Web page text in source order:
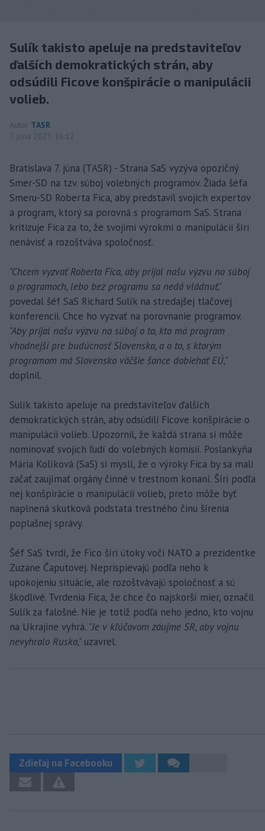
Sulík takisto apeluje na predstaviteľov
ďalších demokratických strán, aby
odsúdili Ficove konšpirácie o manipulácii
volieb.
Autor TASR
7. júna 2023 16:12
Bratislava 7. júna (TASR) - Strana SaS vyzýva opozičný
Smer-SD na tzv. súboj volebných programov. Žiada šéfa
Smeru-SD Roberta Fica, aby predstavil svojich expertov
a program, ktorý sa porovná s programom SaS. Strana
kritizuje Fica za to, že svojimi výrokmi o manipulácii šíri
nenávisť a rozoštváva spoločnosť.
"Chcem vyzvať Roberta Fica, aby prijal našu výzvu na súboj
o programoch, lebo bez programu sa nedá vládnuť,"
povedal šéf SaS Richard Sulík na stredajšej tlačovej
konferencii. Chce ho vyzvať na porovnanie programov.
"Aby prijal našu výzvu na súboj o to, kto má program
vhodnejší pre budúcnosť Slovenska, a o to, s ktorým
programom má Slovensko väčšie šance dobiehať EÚ,"
doplnil.
Sulík takisto apeluje na predstaviteľov ďalších
demokratických strán, aby odsúdili Ficove konšpirácie o
manipulácii volieb. Upozornil, že každá strana si môže
nominovať svojich ľudí do volebných komisií. Poslankyňa
Mária Kolíková (SaS) si myslí, že o výroky Fica by sa mali
začať zaujímať orgány činné v trestnom konaní. Šíri podľa
nej konšpirácie o manipulácii volieb, preto môže byť
naplnená skutková podstata trestného činu šírenia
poplašnej správy.
Šéf SaS tvrdí, že Fico šíri útoky voči NATO a prezidentke
Zuzane Čaputovej. Neprispievajú podľa neho k
upokojeniu situácie, ale rozoštvávajú spoločnosť a sú
škodlivé. Tvrdenia Fica, že chce čo najskorší mier, označil
Sulík za falošné. Nie je totiž podľa neho jedno, kto vojnu
na Ukrajine vyhrá. "Je v kľúčovom záujme SR, aby vojnu
nevyhralo Rusko," uzavrel.
Zdieľaj na Facebooku